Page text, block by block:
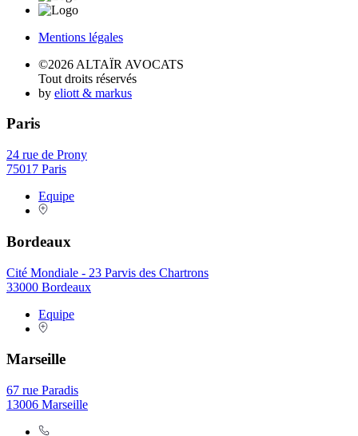
Mentions légales
©2026 ALTAÏR AVOCATS
Tout droits réservés
by eliott & markus
Paris
24 rue de Prony
75017 Paris
Equipe
Bordeaux
Cité Mondiale - 23 Parvis des Chartrons
33000 Bordeaux
Equipe
Marseille
67 rue Paradis
13006 Marseille